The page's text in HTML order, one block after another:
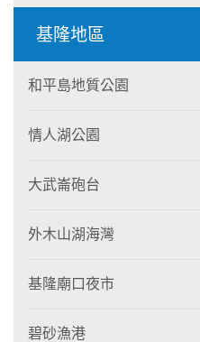
基隆地區
和平島地質公園
情人湖公園
大武崙砲台
外木山湖海灣
基隆廟口夜市
碧砂漁港